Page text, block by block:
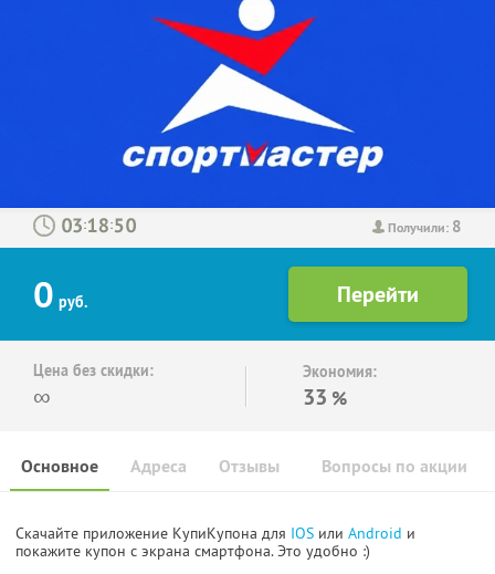
Получили: 8
: :
0 руб.
Цена без скидки:
∞
Экономия:
33 %
Основное Отзывы Вопросы по акции
Адреса
Скачайте приложение КупиКупона для IOS или Android и
покажите купон с экрана смартфона. Это удобно :)